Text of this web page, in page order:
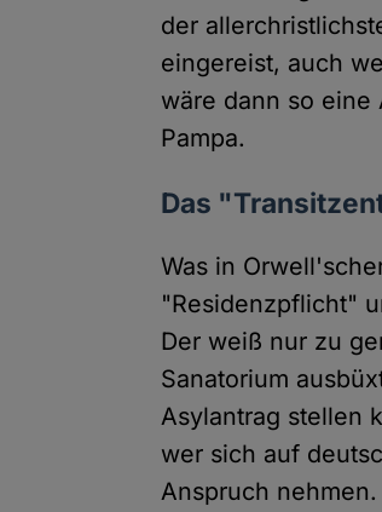
der
eingereist, auch
wäre dann so eine
Pampa.
Das
Was in
"Residenzpflicht"
Der weiß nur zu
Sanatorium
Asylantrag stellen
wer sich auf
Anspruch